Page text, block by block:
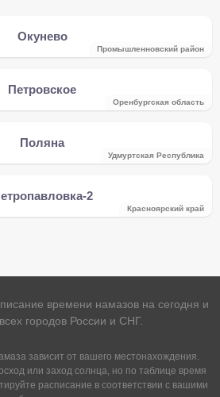
Окунево
Промышленновcкий район
Петровское
Оренбургская область
Поляна
Удмуртская Республика
2
Красноярский край
времени намазов на сегодня и
городов России и СНГ.
зависит от вашего местонахождения.
или заход солнца, но по таблице время
расписание в соответствии с вашими